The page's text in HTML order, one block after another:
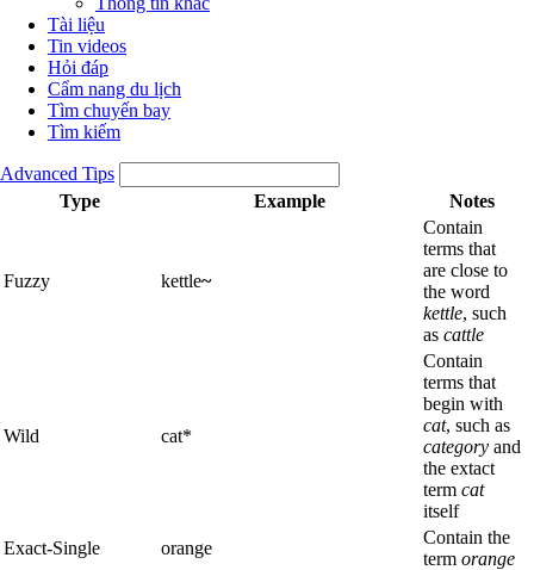
Tài liệu
Tin videos
Hỏi đáp
Cẩm nang du lịch
Tìm chuyến bay
Tìm kiếm
Advanced Tips
Type
Example Notes
Fuzzy kettle~
Contain
terms that
are close to
the word
kettle, such
as cattle
Wild cat*
Contain
terms that
begin with
cat, such as
category and
the extact
term cat
itself
Exact-Single
orange
Contain the
term orange